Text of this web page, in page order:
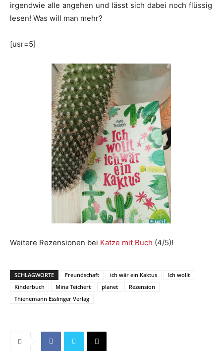
irgendwie alle angehen und lässt sich dabei noch flüssig
lesen! Was will man mehr?
[usr=5]
Weitere Rezensionen bei Katze mit Buch (4/5)!
SCHLAGWORTE Freundschaft ich wär ein Kaktus
Ich wollt
Kinderbuch
Mina Teichert planet
Rezension
Thienemann Esslinger Verlag